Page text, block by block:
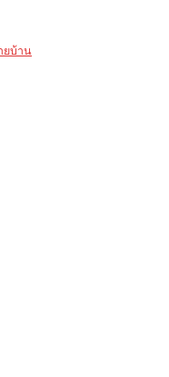
ยบ้าน